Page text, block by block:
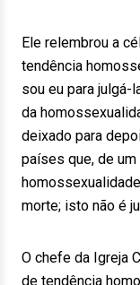
Ele relembrou a
tendência
sou eu para julgá-
da
deixado para
países que, de
morte; isto não é
O chefe da Igreja
de tendência